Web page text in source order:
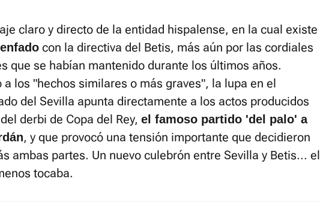
claro y directo de la entidad hispalense, en la cual existe
con la directiva del Betis, más aún por las cordiales
que se habían mantenido durante los últimos años.
a los "hechos similares o más graves", la lupa en el
del Sevilla apunta directamente a los actos producidos
derbi de Copa del Rey, el famoso partido 'del palo' a
, y que provocó una tensión importante que decidieron
ambas partes. Un nuevo culebrón entre Sevilla y Betis... el
tocaba.